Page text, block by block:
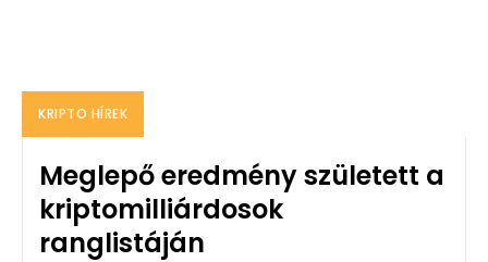
KRIPTO HÍREK
Meglepő eredmény született a
kriptomilliárdosok
ranglistáján